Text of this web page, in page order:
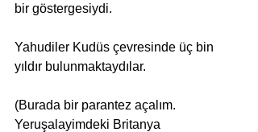
bir göstergesiydi.
Yahudiler Kudüs çevresinde üç bin
yıldır bulunmaktaydılar.
(Burada bir parantez açalım.
Yeruşalayimdeki Britanya